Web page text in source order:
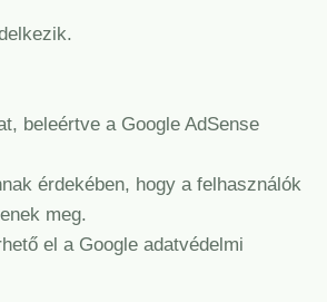
beleértve a Google AdSense
érdekében, hogy a felhasználók
meg.
el a Google adatvédelmi